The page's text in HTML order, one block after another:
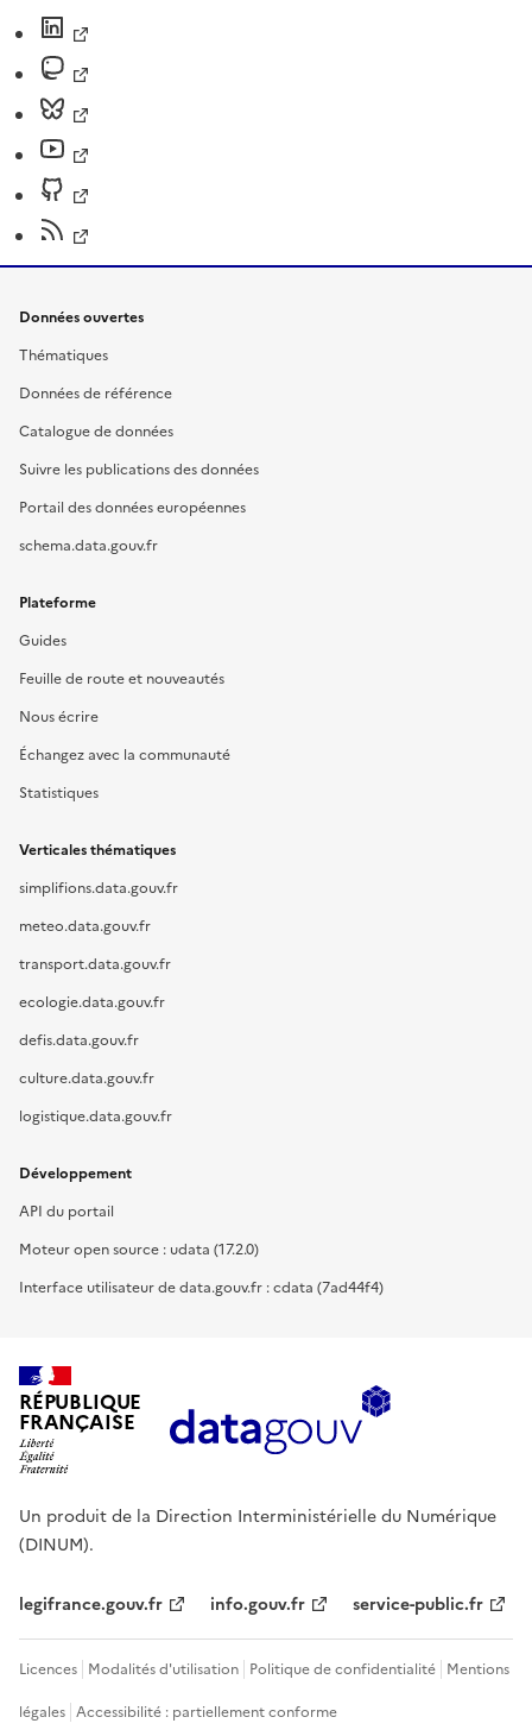
Données ouvertes
Thématiques
Données de référence
Catalogue de données
Suivre les publications des données
Portail des données européennes
schema.data.gouv.fr
Plateforme
Guides
Feuille de route et nouveautés
Nous écrire
Échangez avec la communauté
Statistiques
Verticales thématiques
simplifions.data.gouv.fr
meteo.data.gouv.fr
transport.data.gouv.fr
ecologie.data.gouv.fr
defis.data.gouv.fr
culture.data.gouv.fr
logistique.data.gouv.fr
Développement
API du portail
Moteur open source : udata (17.2.0)
Interface utilisateur de data.gouv.fr : cdata (7ad44f4)
RÉPUBLIQUE
FRANÇAISE
Un produit de la Direction Interministérielle du Numérique
(DINUM).
legifrance.gouv.fr info.gouv.fr service-public.fr
Licences Modalités d'utilisation Politique de confidentialité Mentions
légales Accessibilité : partiellement conforme